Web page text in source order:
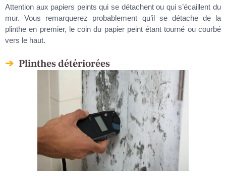
Attention aux papiers peints qui se détachent ou qui s’écaillent du
mur. Vous remarquerez probablement qu’il se détache de la
plinthe en premier, le coin du papier peint étant tourné ou courbé
vers le haut.
Plinthes détériorées